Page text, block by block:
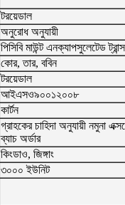
টরয়েডাল
অনুরোধ অনুযায়ী
পিসিবি মাউন্ট এনক্যাপসুলেটেড
কোর, তার, ববিন
টরয়েডাল
আইএসও৯০০১২০০৮
কার্টন
গ্রাহকের চাহিদা অনুযায়ী নমুনা
ব্যাচ অর্ডার
কিংডাও, জিঙ্গাং
৩০০০ ইউনিট